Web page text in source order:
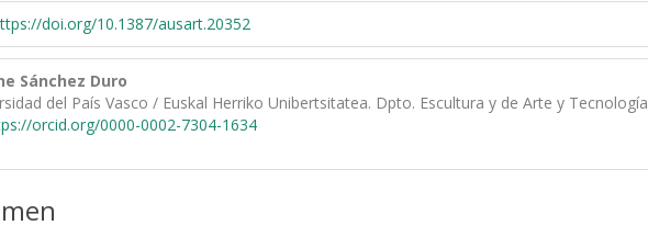
doi.org/10.1387/ausart.20352
Sánchez Duro
del País Vasco / Euskal Herriko Unibertsitatea. Dpto. Escultura y de Arte y Tecnología
orcid.org/0000-0002-7304-1634